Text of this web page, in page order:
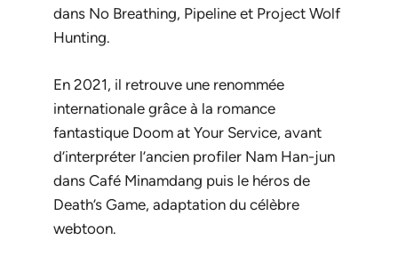
dans No Breathing, Pipeline et Project Wolf
Hunting.
En 2021, il retrouve une renommée
internationale grâce à la romance
fantastique Doom at Your Service, avant
d’interpréter l’ancien profiler Nam Han-jun
dans Café Minamdang puis le héros de
Death’s Game, adaptation du célèbre
webtoon.